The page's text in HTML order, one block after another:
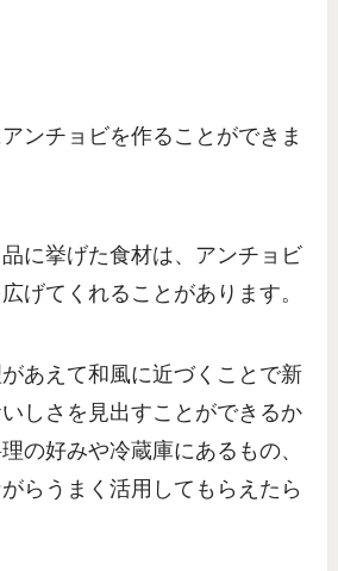
ンチョビを作ることができま
に挙げた食材は、アンチョビ
げてくれることがあります。
あえて和風に近づくことで新
しさを見出すことができるか
の好みや冷蔵庫にあるもの、
らうまく活用してもらえたら